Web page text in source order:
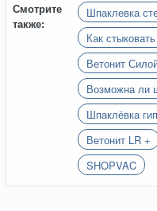
Смотрите
также:
Шпаклевка
слоев?
Как
Ветонит
Возможна ли
Шпаклёвка
Ветонит LR +
SHOPVAC